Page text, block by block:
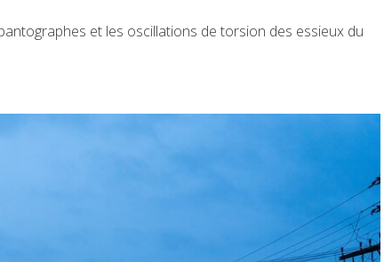
et les oscillations de torsion des essieux du